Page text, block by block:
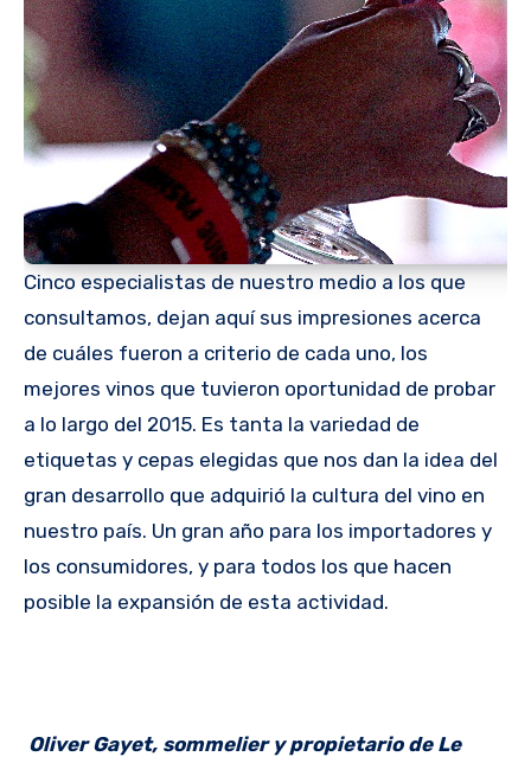
Cinco especialistas de nuestro medio a los que
consultamos, dejan aquí sus impresiones acerca
de cuáles fueron a criterio de cada uno, los
mejores vinos que tuvieron oportunidad de probar
a lo largo del 2015. Es tanta la variedad de
etiquetas y cepas elegidas que nos dan la idea del
gran desarrollo que adquirió la cultura del vino en
nuestro país. Un gran año para los importadores y
los consumidores, y para todos los que hacen
posible la expansión de esta actividad.
Oliver Gayet, sommelier y propietario de Le